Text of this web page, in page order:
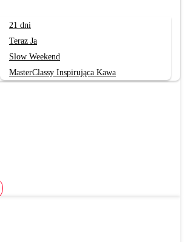
21 dni
Teraz Ja
Slow Weekend
MasterClassy Inspirująca Kawa